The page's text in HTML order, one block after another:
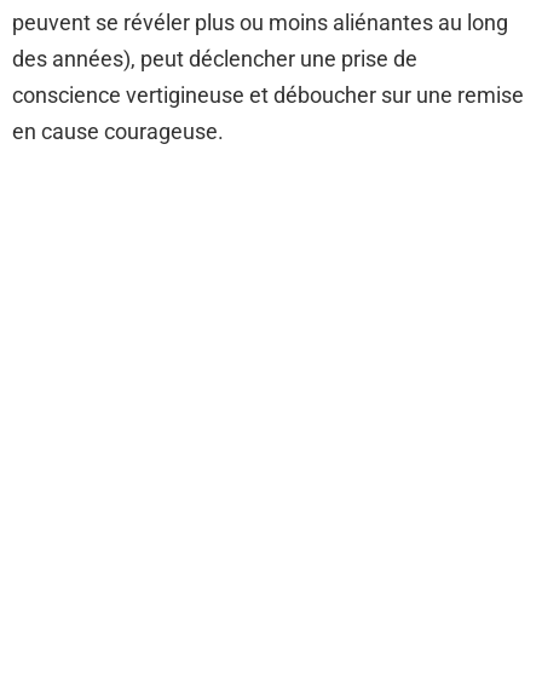
peuvent se révéler plus ou moins aliénantes au long
des années), peut déclencher une prise de
conscience vertigineuse et déboucher sur une remise
en cause courageuse.